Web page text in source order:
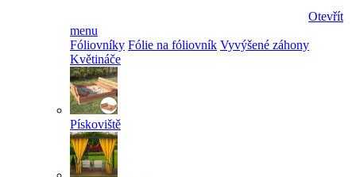
Otevřít
menu
Fóliovníky Fólie na fóliovník Vyvýšené záhony
Květináče
Pískoviště